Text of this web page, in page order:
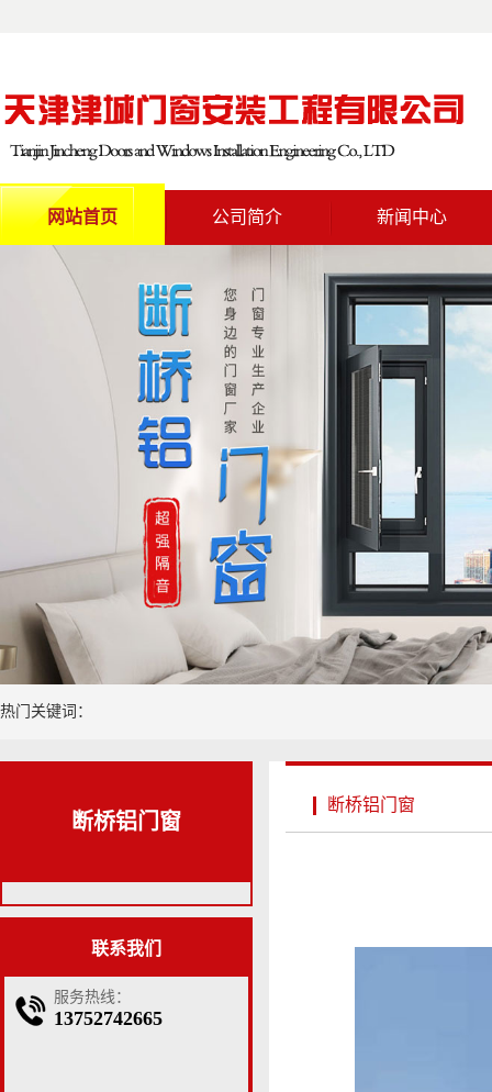
网站首页 公司简介 新闻中心
热门关键词：
断桥铝门窗
联系我们
服务热线：
13752742665
断桥铝门窗